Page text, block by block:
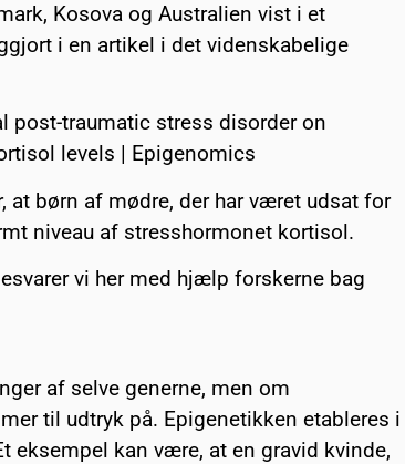
Kosova og Australien vist i et
i en artikel i det videnskabelige
post-traumatic stress disorder on
levels | Epigenomics
at børn af mødre, der har været udsat for
niveau af stresshormonet kortisol.
vi her med hjælp forskerne bag
af selve generne, men om
til udtryk på. Epigenetikken etableres i
kan være, at en gravid kvinde,